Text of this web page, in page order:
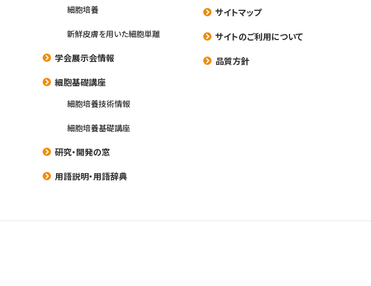
細胞培養
新鮮皮膚を用いた細胞単離
学会展示会情報
細胞基礎講座
細胞培養技術情報
細胞培養基礎講座
研究・開発の窓
用語説明・用語辞典
サイトマップ
サイトのご利用について
品質方針